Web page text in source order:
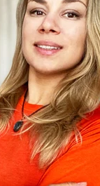
Heilungskrise